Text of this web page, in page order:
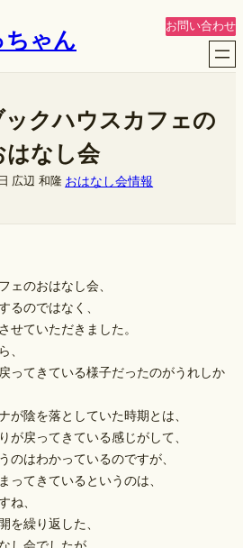
ちゃん
お問い合わせ
ックハウスカフェの
はなし会
広辺 和隆 おはなし会情報
ェのおはなし会、
るのではなく、
せていただきました。
、
ってきている様子だったのがうれしか
が陰を落としていた時期とは、
が戻ってきている感じがして、
のはわかっているのですが、
ってきているというのは、
ね、
を繰り返した、